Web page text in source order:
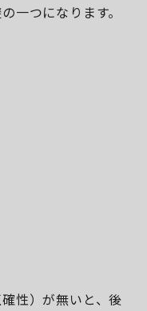
一つになります。
性）が無いと、後